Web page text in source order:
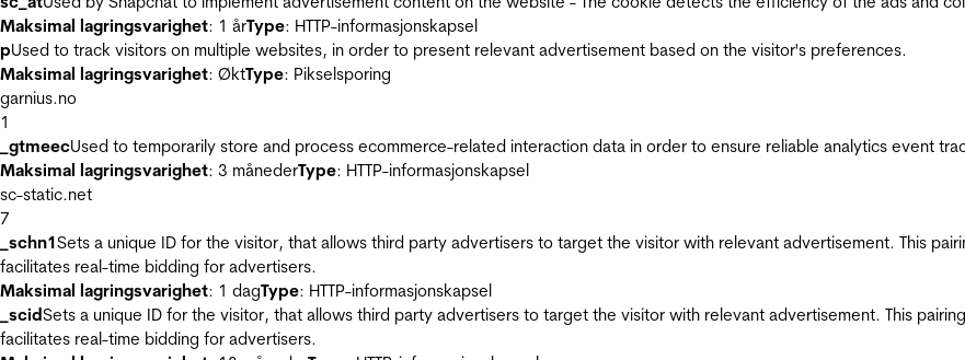
Maksimal lagringsvarighet: 1 årType: HTTP-informasjonskapsel
pUsed to track visitors on multiple websites, in order to present relevant advertisement based on the visitor's preferences.
Maksimal lagringsvarighet: ØktType: Pikselsporing
garnius.no
1
_gtmeecUsed to temporarily store and process ecommerce-related interaction data in order to ensure reliable analytics event
Maksimal lagringsvarighet: 3 månederType: HTTP-informasjonskapsel
sc-static.net
7
_schn1Sets a unique ID for the visitor, that allows third party advertisers to target the visitor with relevant advertisement. This
facilitates real-time bidding for advertisers.
Maksimal lagringsvarighet: 1 dagType: HTTP-informasjonskapsel
_scidSets a unique ID for the visitor, that allows third party advertisers to target the visitor with relevant advertisement. This
facilitates real-time bidding for advertisers.